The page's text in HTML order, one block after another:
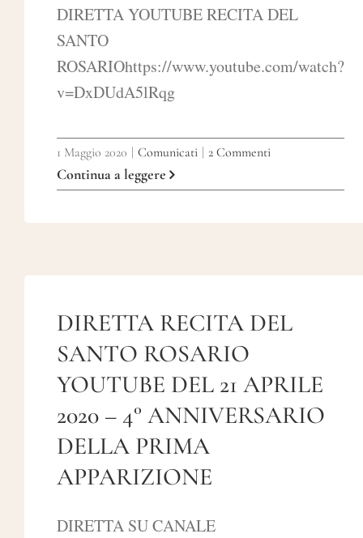
DIRETTA YOUTUBE RECITA DEL
SANTO
ROSARIOhttps://www.youtube.com/watch?
v=DxDUdA5lRqg
1 Maggio 2020 Comunicati 2 Commenti
Continua a leggere
DIRETTA RECITA DEL
SANTO ROSARIO
YOUTUBE DEL 21 APRILE
2020 – 4° ANNIVERSARIO
DELLA PRIMA
APPARIZIONE
DIRETTA SU CANALE